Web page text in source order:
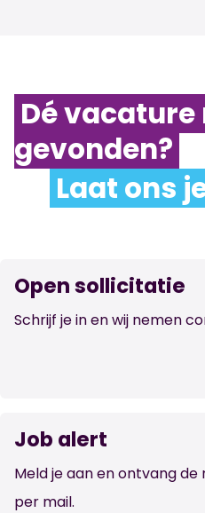
Dé vacature
gevonden?
Laat ons
Open sollicitatie
Schrijf je in en wij nemen
Job alert
Meld je aan en ontvang
per mail.